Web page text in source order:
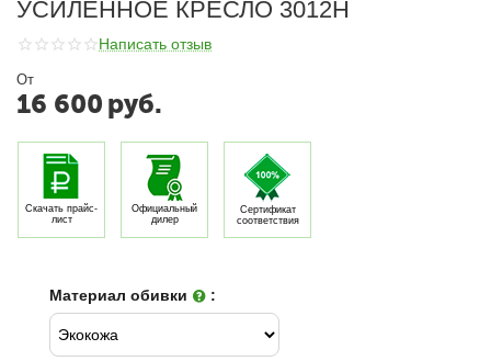
УСИЛЕННОЕ КРЕСЛО 3012H
Написать отзыв
От
16 600 руб.
Скачать прайс-
лист
Официальный
дилер
Сертификат
соответствия
Материал обивки :